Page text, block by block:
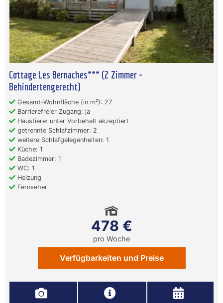
Cottage Les Bernaches*** (2 Zimmer -
Behindertengerecht)
Gesamt-Wohnfläche (in m²): 27
Barrierefreier Zugang: ja
Haustiere: unter Vorbehalt akzeptiert
getrennte Schlafzimmer: 2
weitere Schlafgelegenheiten: 1
Küche: 1
Badezimmer: 1
WC: 1
Heizung
Fernseher
478 €
pro Woche
Verfügbarkeiten und Preise